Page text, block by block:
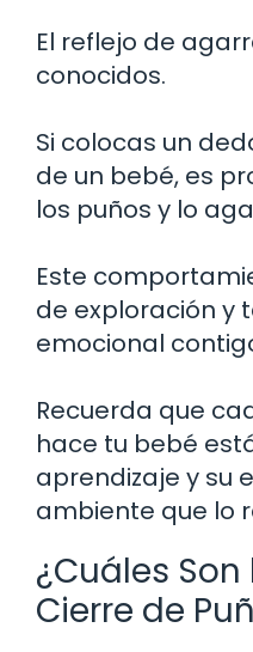
El reflejo de
conocidos.
Si colocas un
de un bebé, es
los puños y lo
Este
de exploración y
emocional
Recuerda que
hace tu bebé
aprendizaje y su
ambiente que lo
¿Cuáles
Cierre de